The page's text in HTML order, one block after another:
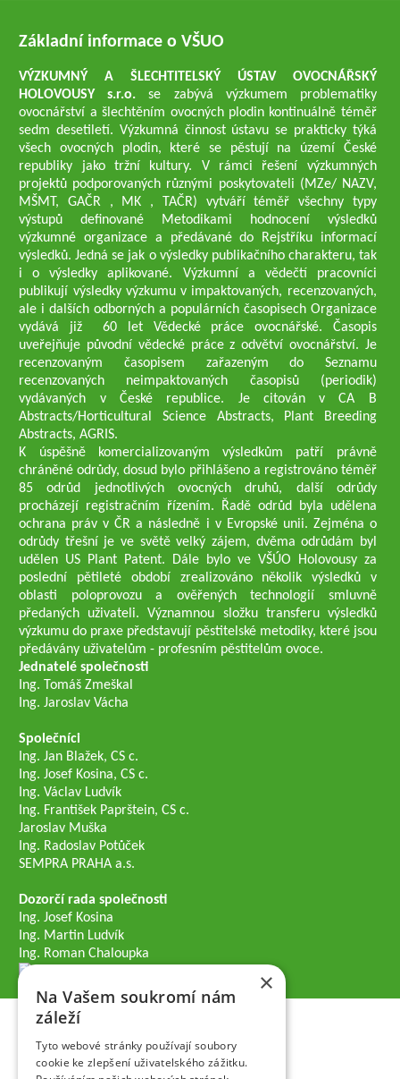
Základní informace o VŠUO
VÝZKUMNÝ A ŠLECHTITELSKÝ ÚSTAV OVOCNÁŘSKÝ
HOLOVOUSY s.r.o.se zabývá výzkumem problematiky
ovocnářství a šlechtěním ovocných plodin kontinuálně téměř
sedm desetiletí. Výzkumná činnost ústavu se prakticky týká
všech ovocných plodin, které se pěstují na území České
republiky jako tržní kultury. V rámci řešení výzkumných
projektů podporovaných různými poskytovateli (MZe/ NAZV,
MŠMT, GAČR , MK , TAČR) vytváří téměř všechny typy
výstupů definované Metodikami hodnocení výsledků
výzkumné organizace a předávané do Rejstříku informací
výsledků. Jedná se jak o výsledky publikačního charakteru, tak
i o výsledky aplikované. Výzkumní a vědečtí pracovníci
publikují výsledky výzkumu v impaktovaných, recenzovaných,
ale i dalších odborných a populárních časopisech Organizace
vydává již 60 let Vědecké práce ovocnářské. Časopis
uveřejňuje původní vědecké práce z odvětví ovocnářství. Je
recenzovaným časopisem zařazeným do Seznamu
recenzovaných neimpaktovaných časopisů (periodik)
vydávaných v České republice. Je citován v CA B
Abstracts/Horticultural Science Abstracts, Plant Breeding
Abstracts, AGRIS.
K úspěšně komercializovaným výsledkům patří právně
chráněné odrůdy, dosud bylo přihlášeno a registrováno téměř
85 odrůd jednotlivých ovocných druhů, další odrůdy
procházejí registračním řízením. Řadě odrůd byla udělena
ochrana práv v ČR a následně i v Evropské unii. Zejména o
odrůdy třešní je ve světě velký zájem, dvěma odrůdám byl
udělen US Plant Patent. Dále bylo ve VŠÚO Holovousy za
poslední pětileté období zrealizováno několik výsledků v
oblasti poloprovozu a ověřených technologií smluvně
předaných uživateli. Významnou složku transferu výsledků
výzkumu do praxe představují pěstitelské metodiky, které jsou
předávány uživatelům - profesním pěstitelům ovoce.
Jednatelé společnosti
Ing. Tomáš Zmeškal
Ing. Jaroslav Vácha
Společníci
Ing. Jan Blažek, CS c.
Ing. Josef Kosina, CS c.
Ing. Václav Ludvík
Ing. František Paprštein, CS c.
Jaroslav Muška
Ing. Radoslav Potůček
SEMPRA PRAHA a.s.
Dozorčí rada společnosti
Ing. Josef Kosina
Ing. Martin Ludvík
Ing. Roman Chaloupka
×
Na Vašem soukromí nám
záleží
Tyto webové stránky používají soubory
cookie ke zlepšení uživatelského zážitku.